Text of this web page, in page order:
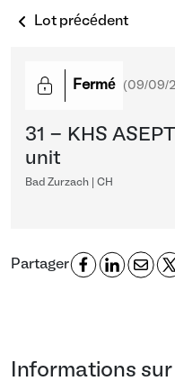
Lot précédent
Fermé (09/09/
31 - KHS
unit
Bad Zurzach | CH
Partager
Informations